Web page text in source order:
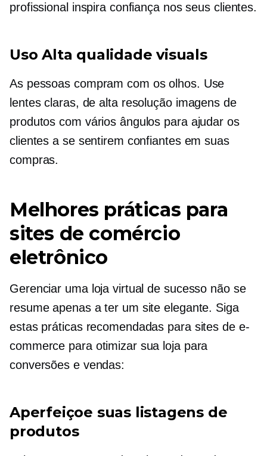
profissional inspira confiança nos seus clientes.
UsoAlta qualidade visuals
As pessoas compram com os olhos. Use
lentes claras, de alta resoluçãoimagens de
produtos com vários ângulos para ajudar os
clientes a se sentirem confiantes em suas
compras.
Melhores práticas para
sites de comércio
eletrônico
Gerenciar uma loja virtual de sucesso não se
resume apenas a ter um site elegante. Siga
estas práticas recomendadas para sites de e-
commerce para otimizar sua loja para
conversões e vendas:
Aperfeiçoe suas listagens de
produtos